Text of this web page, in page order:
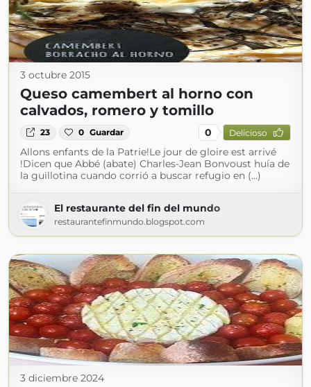
3 octubre 2015
Queso camembert al horno con
calvados, romero y tomillo
23 0 Guardar 0 Delicioso
Allons enfants de la Patrie!Le jour de gloire est arrivé
!Dicen que Abbé (abate) Charles-Jean Bonvoust huía de
la guillotina cuando corrió a buscar refugio en (...)
El restaurante del fin del mundo
restaurantefinmundo.blogspot.com
3 diciembre 2024